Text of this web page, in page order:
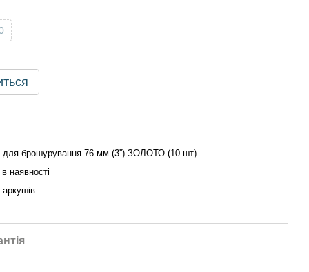
для брошурування 76 мм (3'') ЗОЛОТО (10 шт)
наявності